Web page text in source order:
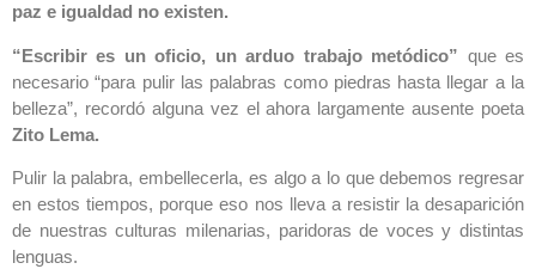
paz e igualdad no existen.
“Escribir es un oficio, un arduo trabajo metódico” que es
necesario “para pulir las palabras como piedras hasta llegar a la
belleza”, recordó alguna vez el ahora largamente ausente poeta
Zito Lema.
Pulir la palabra, embellecerla, es algo a lo que debemos regresar
en estos tiempos, porque eso nos lleva a resistir la desaparición
de nuestras culturas milenarias, paridoras de voces y distintas
lenguas.